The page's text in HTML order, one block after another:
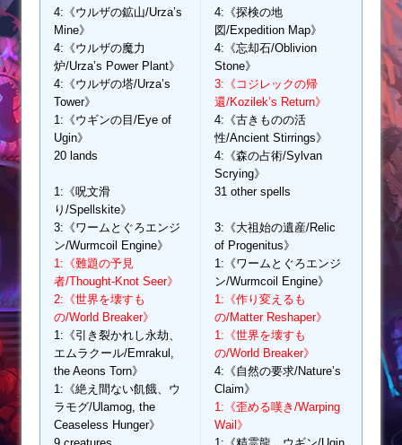
4:《ウルザの鉱山/Urza’s
Mine》
4:《ウルザの魔力
炉/Urza’s Power Plant》
4:《ウルザの塔/Urza’s
Tower》
1:《ウギンの目/Eye of
Ugin》
20 lands
1:《呪文滑
り/Spellskite》
3:《ワームとぐろエンジ
ン/Wurmcoil Engine》
1:《難題の予見
者/Thought-Knot Seer》
2:《世界を壊すも
の/World Breaker》
1:《引き裂かれし永劫、
エムラクール/Emrakul,
the Aeons Torn》
1:《絶え間ない飢餓、ウ
ラモグ/Ulamog, the
Ceaseless Hunger》
4:《探検の地
図/Expedition Map》
4:《忘却石/Oblivion
Stone》
3:《コジレックの帰
還/Kozilek’s Return》
4:《古きものの活
性/Ancient Stirrings》
4:《森の占術/Sylvan
Scrying》
31 other spells
3:《大祖始の遺産/Relic
of Progenitus》
1:《ワームとぐろエンジ
ン/Wurmcoil Engine》
1:《作り変えるも
の/Matter Reshaper》
1:《世界を壊すも
の/World Breaker》
4:《自然の要求/Nature’s
Claim》
1:《歪める嘆き/Warping
Wail》